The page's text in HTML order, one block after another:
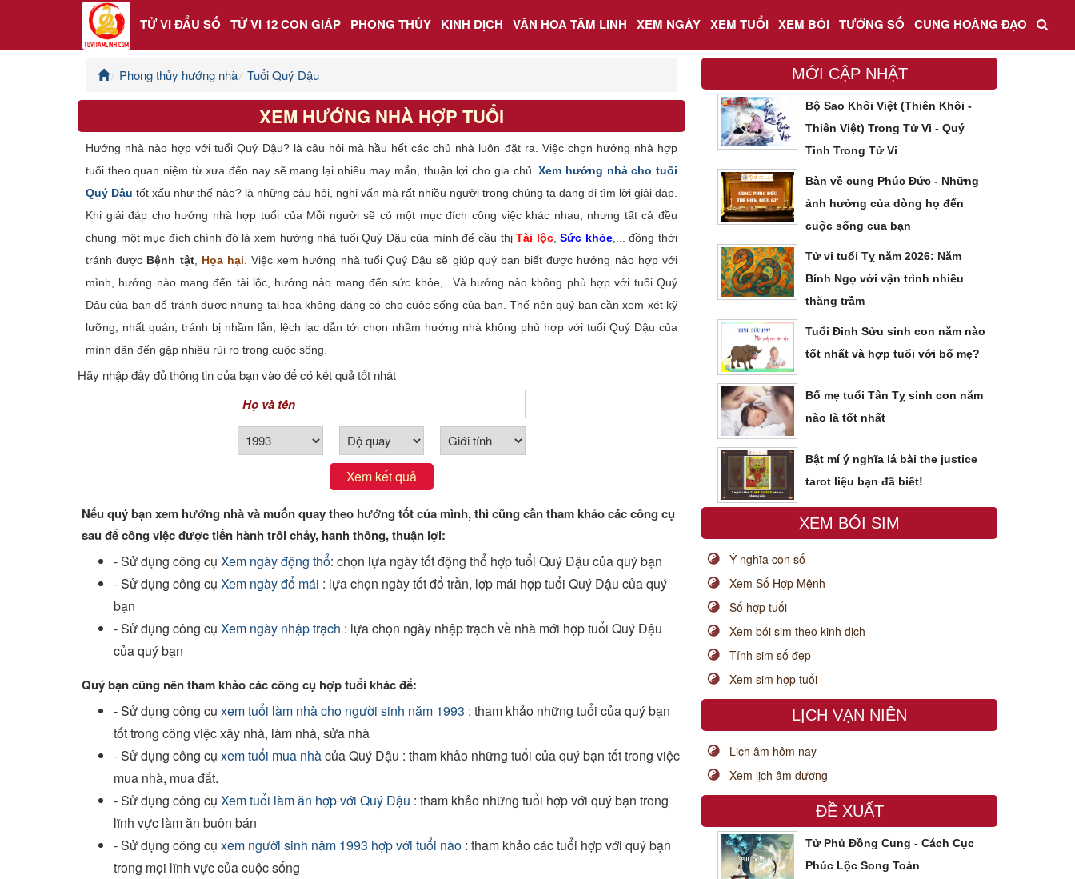
TỬ VI ĐẨU SỐ TỬ VI 12 CON GIÁP PHONG THỦY KINH DỊCH VĂN HOA TÂM LINH XEM NGÀY XEM TUỔI XEM BÓI TƯỚNG SỐ CUNG HOÀNG ĐẠO
Tử Vi Đẩu Số
Tử Vi 12 Con Giáp
Văn Hoa Tâm linh
Phong thủy hướng nhà Tuổi Quý Dậu
XEM HƯỚNG NHÀ HỢP TUỔI
Hướng nhà nào hợp với tuổi Quý Dậu? là câu hỏi mà hầu hết các chủ nhà luôn đặt ra. Việc chọn hướng nhà hợp
tuổi theo quan niệm từ xưa đến nay sẽ mang lại nhiều may mắn, thuận lợi cho gia chủ.Xem hướng nhà cho tuổi
Quý Dậu tốt xấu như thế nào? là những câu hỏi, nghi vấn mà rất nhiều người trong chúng ta đang đi tìm lời giải đáp.
Khi giải đáp cho hướng nhà hợp tuổi của Mỗi người sẽ có một mục đích công việc khác nhau, nhưng tất cả đều
chung một mục đích chính đó là xem hướng nhà tuổi Quý Dậu của mình để cầu thịTài lộc,Sức khỏe,... đồng thời
tránh được Bệnh tật, Họa hại . Việc xem hướng nhà tuổi Quý Dậu sẽ giúp quý bạn biết được hướng nào hợp với
mình, hướng nào mang đến tài lộc, hướng nào mang đến sức khỏe,...Và hướng nào không phù hợp với tuổi Quý
Dậu của bạn để tránh được nhưng tại họa không đáng có cho cuộc sống của bạn. Thế nên quý bạn cần xem xét kỹ
lưỡng, nhất quán, tránh bị nhầm lẫn, lệch lạc dẫn tới chọn nhầm hướng nhà không phù hợp với tuổi Quý Dậu của
mình dãn đến gặp nhiều rủi ro trong cuộc sống.
Hãy nhập đầy đủ thông tin của bạn vào để có kết quả tốt nhất
Xem kết quả
Nếu quý bạn xem hướng nhà và muốn quay theo hướng tốt của mình, thì cũng cần tham khảo các công cụ
sau để công việc được tiến hành trôi chảy, hanh thông, thuận lợi:
- Sử dụng công cụ Xem ngày động thổ: chọn lựa ngày tốt động thổ hợp tuổi Quý Dậu của quý bạn
- Sử dụng công cụ Xem ngày đổ mái : lựa chọn ngày tốt đổ trần, lợp mái hợp tuổi Quý Dậu của quý
bạn
- Sử dụng công cụ Xem ngày nhập trạch : lựa chọn ngày nhập trạch về nhà mới hợp tuổi Quý Dậu
của quý bạn
Quý bạn cũng nên tham khảo các công cụ hợp tuổi khác để:
- Sử dụng công cụ xem tuổi làm nhà cho người sinh năm 1993 : tham khảo những tuổi của quý bạn
tốt trong công việc xây nhà, làm nhà, sửa nhà
- Sử dụng công cụ xem tuổi mua nhàcủa Quý Dậu : tham khảo những tuổi của quý bạn tốt trong việc
mua nhà, mua đất.
- Sử dụng công cụ Xem tuổi làm ăn hợp với Quý Dậu : tham khảo những tuổi hợp với quý bạn trong
lĩnh vực làm ăn buôn bán
- Sử dụng công cụ xem người sinh năm 1993 hợp với tuổi nào : tham khảo các tuổi hợp với quý bạn
trong mọi lĩnh vực của cuộc sống
MỚI CẬP NHẬT
Bộ Sao Khôi Việt (Thiên Khôi -
Thiên Việt) Trong Tử Vi - Quý
Tinh Trong Tử Vi
Bàn về cung Phúc Đức - Những
ảnh hưởng của dòng họ đến
cuộc sống của bạn
Tử vi tuổi Tỵ năm 2026: Năm
Bính Ngọ với vận trình nhiều
thăng trầm
Tuổi Đinh Sửu sinh con năm nào
tốt nhất và hợp tuổi với bố mẹ?
Bố mẹ tuổi Tân Tỵ sinh con năm
nào là tốt nhất
Bật mí ý nghĩa lá bài the justice
tarot liệu bạn đã biết!
XEM BÓI SIM
Ý nghĩa con số
Xem Số Hợp Mệnh
Số hợp tuổi
Xem bói sim theo kinh dịch
Tính sim số đẹp
Xem sim hợp tuổi
LỊCH VẠN NIÊN
Lịch âm hôm nay
Xem lịch âm dương
ĐỀ XUẤT
Tử Phủ Đồng Cung - Cách Cục
Phúc Lộc Song Toàn